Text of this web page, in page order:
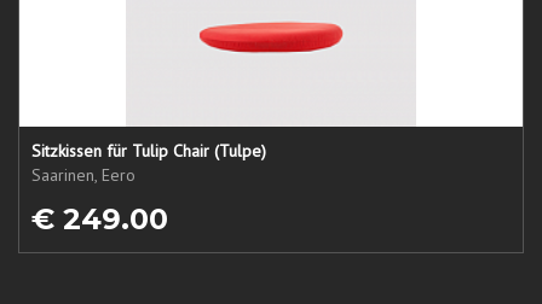
Sitzkissen für Tulip Chair (Tulpe)
Saarinen, Eero
€ 249.00